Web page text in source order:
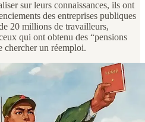
sur leurs connaissances, ils ont
des entreprises publiques
20 millions de travailleurs,
qui ont obtenu des “pensions
chercher un réemploi.